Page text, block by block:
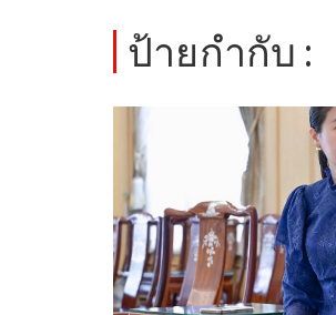
ป้ายกำกับ :